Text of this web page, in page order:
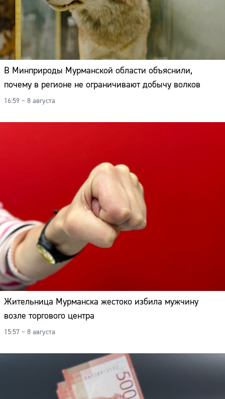
В Минприроды Мурманской области объяснили,
почему в регионе не ограничивают добычу волков
16:59 – 8 августа
Жительница Мурманска жестоко избила мужчину
возле торгового центра
15:57 – 8 августа
Адрес:
Телефон: